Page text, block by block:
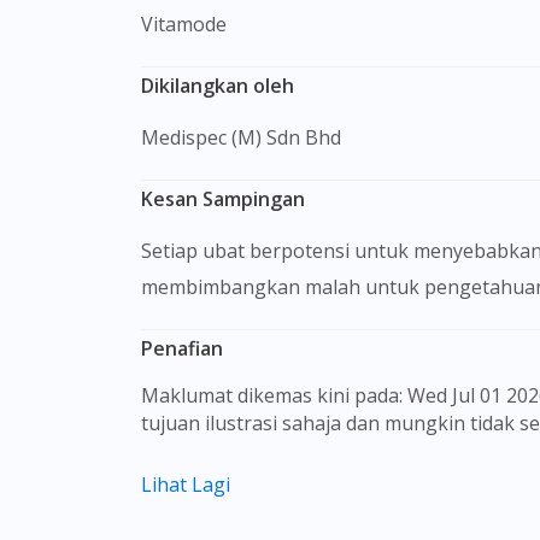
Vitamode
Dikilangkan oleh
Medispec (M) Sdn Bhd
Kesan Sampingan
Setiap ubat berpotensi untuk
membimbangkan malah untuk
Penafian
Maklumat dikemas kini pada: Wed Jul 01 2026 09:33:08 GMT+0000 (Coordinated Universal Time) Gambar barangan yang ditunjukkan hanya untuk
tujuan ilustrasi sahaja dan mungkin tidak
Kandungan laman web ini adalah
Lihat Lagi